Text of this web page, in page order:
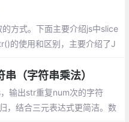
方式。下面主要介绍js中slice
的使用和区别，主要介绍了J
（字符串乘法）
输出str重复num次的字符
，结合三元表达式更简洁。数